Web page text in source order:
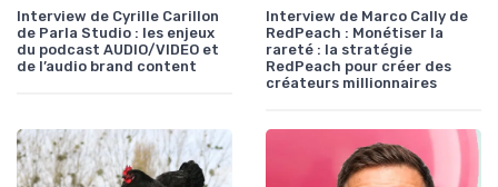
Interview de Cyrille Carillon
de Parla Studio : les enjeux
du podcast AUDIO/VIDEO et
de l’audio brand content
Interview de Marco Cally de
RedPeach : Monétiser la
rareté : la stratégie
RedPeach pour créer des
créateurs millionnaires